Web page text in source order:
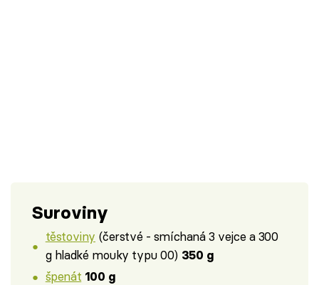
Suroviny
těstoviny (čerstvé - smíchaná 3 vejce a 300
g hladké mouky typu 00) 350 g
špenát 100 g